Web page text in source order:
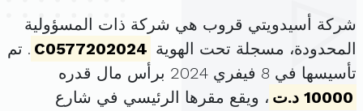
شركة أسيدويتي قروب هي شركة ذات المسؤولية
المحدودة، مسجلة تحت الهوية C0577202024 . تم
تأسيسها في 8 فيفري 2024 برأس مال قدره
10000 د.ت
، ويقع مقرها الرئيسي في شارع